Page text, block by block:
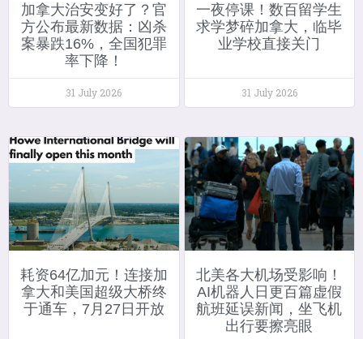
加拿大治安变好了？官
方公布最新数据：凶杀
案暴跌16%，全国犯罪
率下降！
31 July 2026
一夜停课！数百留学生
求学梦碎加拿大，临毕
业学校直接关门
31 July 2026
耗资64亿加元！连接加
拿大和美国超级大桥终
于通车，7月27日开放
北美各大机场受影响！
AI机器人日更百篇虚假
航班延误新闻，坐飞机
出行要擦亮眼